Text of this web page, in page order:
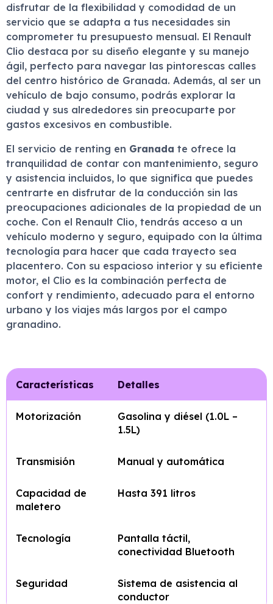
disfrutar de la flexibilidad y comodidad de un
servicio que se adapta a tus necesidades sin
comprometer tu presupuesto mensual. El Renault
Clio destaca por su diseño elegante y su manejo
ágil, perfecto para navegar las pintorescas calles
del centro histórico de Granada. Además, al ser un
vehículo de bajo consumo, podrás explorar la
ciudad y sus alrededores sin preocuparte por
gastos excesivos en combustible.
El servicio de renting en Granada te ofrece la
tranquilidad de contar con mantenimiento, seguro
y asistencia incluidos, lo que significa que puedes
centrarte en disfrutar de la conducción sin las
preocupaciones adicionales de la propiedad de un
coche. Con el Renault Clio, tendrás acceso a un
vehículo moderno y seguro, equipado con la última
tecnología para hacer que cada trayecto sea
placentero. Con su espacioso interior y su eficiente
motor, el Clio es la combinación perfecta de
confort y rendimiento, adecuado para el entorno
urbano y los viajes más largos por el campo
granadino.
Características Detalles
Motorización
Gasolina y diésel (1.0L –
1.5L)
Transmisión Manual y automática
Capacidad de
maletero
Hasta 391 litros
Tecnología
Pantalla táctil,
conectividad Bluetooth
Seguridad
Sistema de asistencia al
conductor